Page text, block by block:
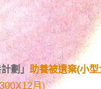
劃 」助養被遺棄(小型
月)